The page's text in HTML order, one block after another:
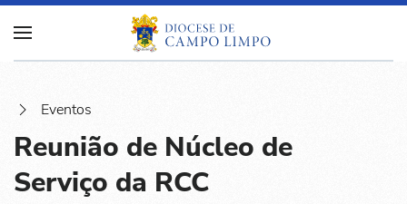
Eventos
Reunião de Núcleo de
Serviço da RCC